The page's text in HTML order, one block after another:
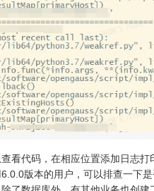
看代码，在相应位置添加日志
版本的用户，可以排查一下